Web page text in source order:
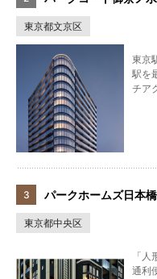
東京都文京区
東京
駅を
チア
パークホームズ日本
東京都中央区
「
通利